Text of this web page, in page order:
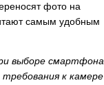
фото на
самым удобным
выборе смартфона
к камере